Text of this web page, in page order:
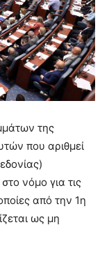
της
που αριθμεί
νόμο για τις
από την 1η
ως μη